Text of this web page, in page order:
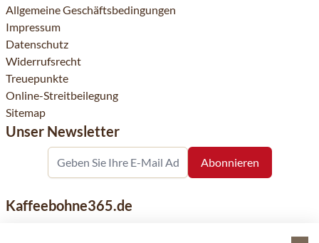
Allgemeine Geschäftsbedingungen
Impressum
Datenschutz
Widerrufsrecht
Treuepunkte
Online-Streitbeilegung
Sitemap
Unser Newsletter
Kaffeebohne365.de